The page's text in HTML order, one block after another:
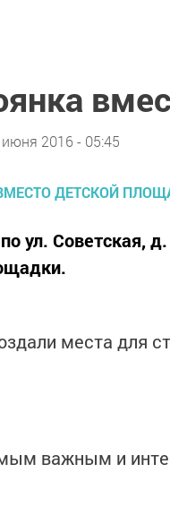
2016 - 05:45
ул. Советская,
места для
важным и